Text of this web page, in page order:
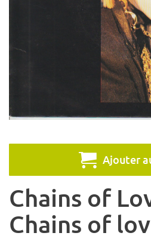
Ajouter
Chains of
Chains of